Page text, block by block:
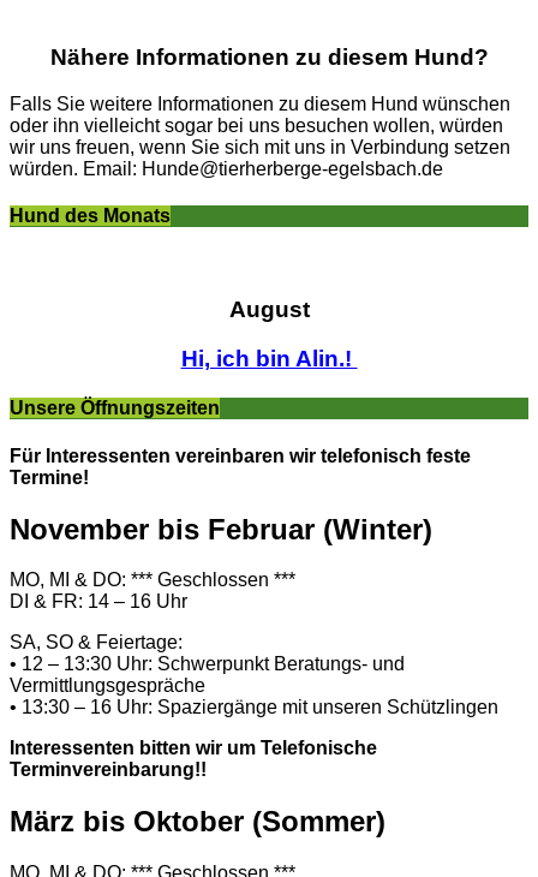
Nähere Informationen zu diesem Hund?
Falls Sie weitere Informationen zu diesem Hund wünschen
oder ihn vielleicht sogar bei uns besuchen wollen, würden
wir uns freuen, wenn Sie sich mit uns in Verbindung setzen
würden. Email: Hunde@tierherberge-egelsbach.de
Hund des Monats
August
Hi, ich bin Alin.!
Unsere Öffnungszeiten
Für Interessenten vereinbaren wir telefonisch feste
Termine!
November bis Februar (Winter)
MO, MI & DO: *** Geschlossen ***
DI & FR: 14 – 16 Uhr
SA, SO & Feiertage:
• 12 – 13:30 Uhr: Schwerpunkt Beratungs- und
Vermittlungsgespräche
• 13:30 – 16 Uhr: Spaziergänge mit unseren Schützlingen
Interessenten bitten wir um Telefonische
Terminvereinbarung!!
März bis Oktober (Sommer)